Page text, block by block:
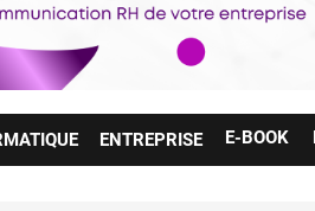
ENTREPRISE E-BOOK